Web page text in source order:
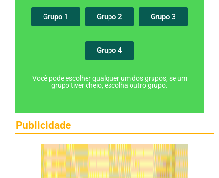
Grupo 1 Grupo 2 Grupo 3
Grupo 4
Você pode escolher qualquer um dos grupos, se um
grupo tiver cheio, escolha outro grupo.
Publicidade